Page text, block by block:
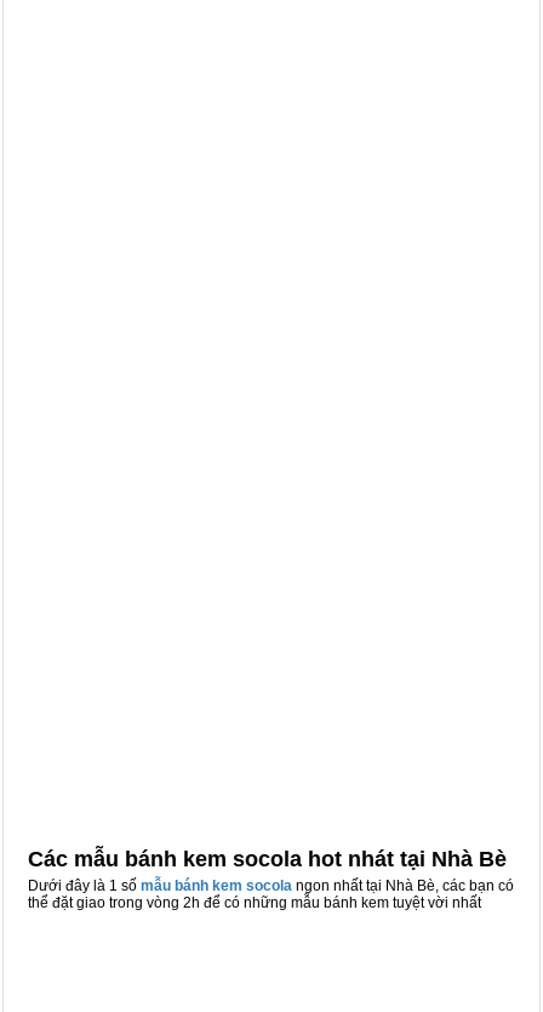
Các mẫu bánh kem socola hot nhát tại Nhà Bè
Dưới đây là 1 số mẫu bánh kem socola ngon nhất tại Nhà Bè, các bạn có
thể đặt giao trong vòng 2h để có những mẫu bánh kem tuyệt vời nhất